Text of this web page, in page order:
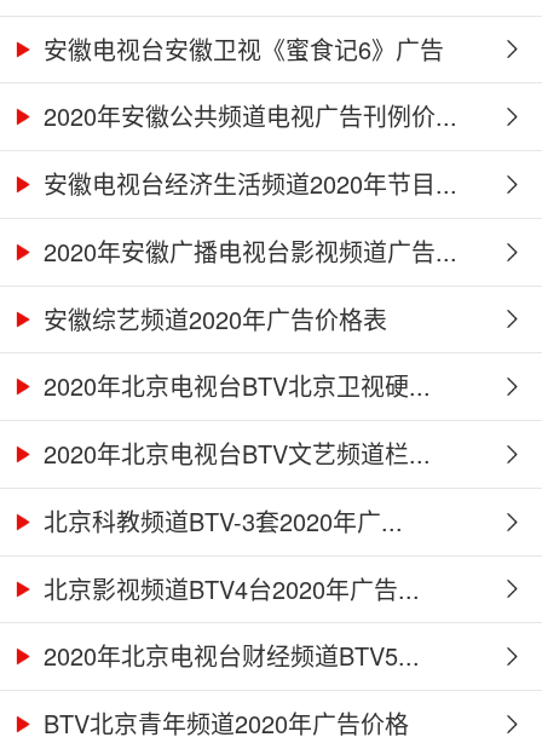
安徽电视台安徽卫视《蜜食记6》广告
合...2020年安徽公共频道电视广告刊例价...
安徽电视台经济生活频道2020年节目...
2020年安徽广播电视台影视频道广告...
安徽综艺频道2020年广告价格表
2020年北京电视台BTV北京卫视硬...
2020年北京电视台BTV文艺频道栏...
北京科教频道BTV-3套2020年广...
北京影视频道BTV4台2020年广告...
2020年北京电视台财经频道BTV5...
BTV北京青年频道2020年广告价格